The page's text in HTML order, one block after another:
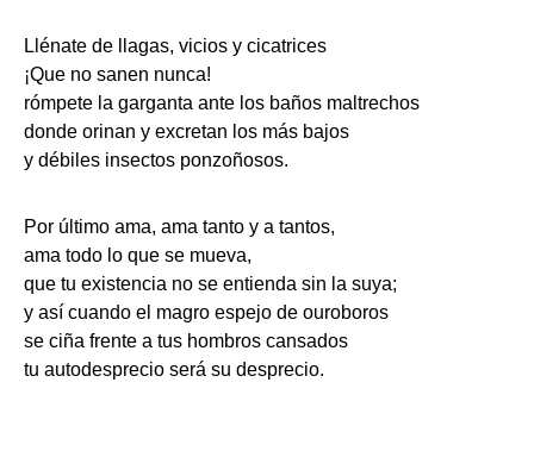
Llénate de llagas, vicios y cicatrices
¡Que no sanen nunca!
rómpete la garganta ante los baños maltrechos
donde orinan y excretan los más bajos
y débiles insectos ponzoñosos.
Por último ama, ama tanto y a tantos,
ama todo lo que se mueva,
que tu existencia no se entienda sin la suya;
y así cuando el magro espejo de ouroboros
se ciña frente a tus hombros cansados
tu autodesprecio será su desprecio.